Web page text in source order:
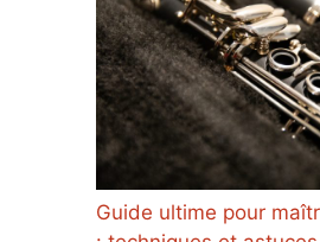
Guide ultime pour